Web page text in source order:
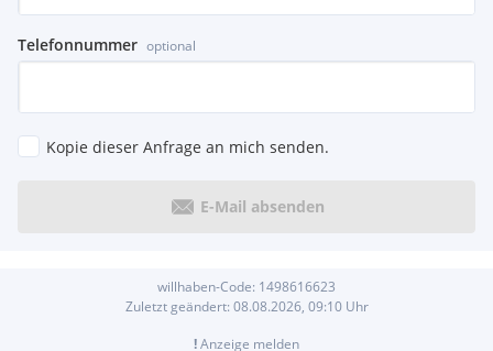
Telefonnummer optional
Kopie dieser Anfrage an mich senden.
E-Mail absenden
willhaben-Code: 1498616623
Zuletzt geändert: 08.08.2026, 09:10Uhr
!Anzeige melden